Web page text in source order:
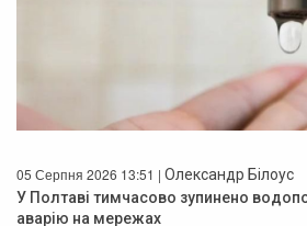
05 Серпня 2026 13:51 | Олександр Білоус
У Полтаві тимчасово зупинено
аварію на мережах